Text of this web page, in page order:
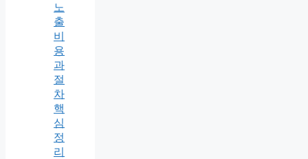
노
출
비
용
과
절
차
핵
심
정
리